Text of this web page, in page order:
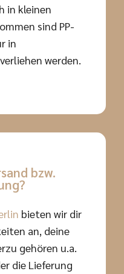
in kleinen
sind PP-
in
werden.
bzw.
bieten wir dir
an, deine
gehören u.a.
die Lieferung